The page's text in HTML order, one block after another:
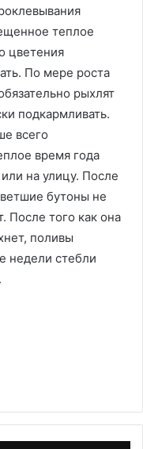
теплое
цветения
По мере роста
рыхлят
подкармливать.
всего
время года
на улицу. После
бутоны не
После того как она
поливы
недели стебли